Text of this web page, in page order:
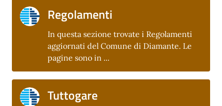
Regolamenti
In questa sezione trovate i Regolamenti
aggiornati del Comune di Diamante. Le
pagine sono in ...
Tuttogare